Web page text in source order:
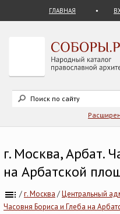
ГЛАВНАЯ
г. Москва, Арбат.
на Арбатской
/г. Москва /Центральный
Часовня Бориса и Глеба на